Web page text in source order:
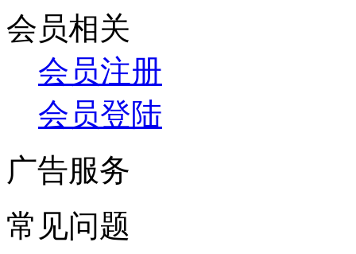
会员相关
会员注册
会员登陆
广告服务
常见问题